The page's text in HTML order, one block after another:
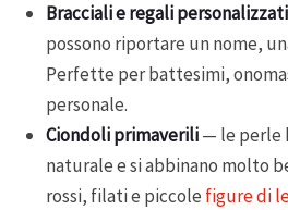
Bracciali e regali personalizzati
possono riportare un nome,
Perfette per battesimi,
personale.
Ciondoli primaverili— le perle
naturale e si abbinano molto
rossi, filati e piccole figure di